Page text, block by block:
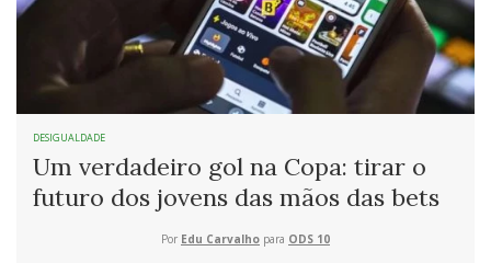
DESIGUALDADE
Um verdadeiro gol na Copa: tirar o
futuro dos jovens das mãos das bets
Por Edu Carvalho para ODS 10